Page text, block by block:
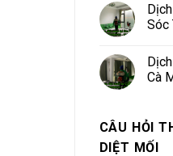
Sóc
Cà
CÂU HỎI
DIỆT MỐI